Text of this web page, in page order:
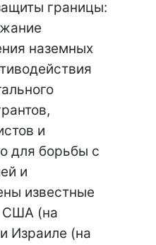
границы:
наземных
и
для борьбы с
и
известные
США (на
Израиле (на